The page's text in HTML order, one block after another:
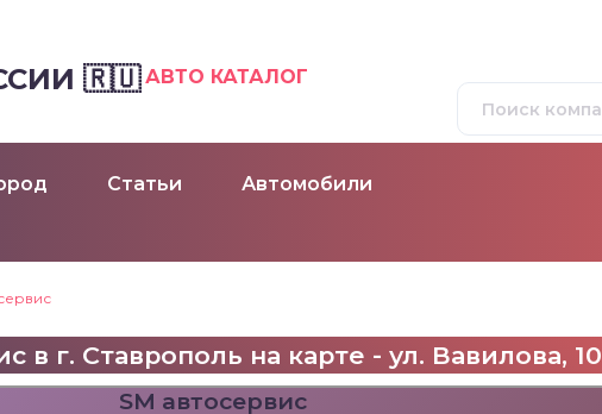
🇷🇺 АВТО КАТАЛОГ
Статьи Автомобили
в г. Ставрополь на карте - ул. Вавилова, 10
SM автосервис